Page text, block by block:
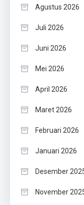
Agustus 2026
Juli 2026
Juni 2026
Mei 2026
April 2026
Maret 2026
Februari 2026
Januari 2026
Desember
November